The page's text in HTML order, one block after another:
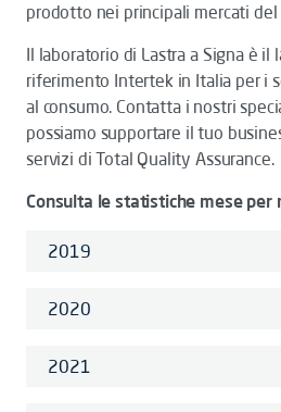
prodotto nei principali mercati del
Il laboratorio di Lastra a Signa è il
riferimento Intertek in Italia per i
al consumo. Contatta i nostri
possiamo supportare il tuo
servizi di Total Quality Assurance.
Consulta le statistiche mese per
2019
2020
2021